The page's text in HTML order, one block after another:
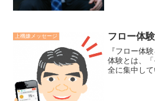
上機嫌メッセージ フロー体験
『フロー体
体験とは、
全に集中して